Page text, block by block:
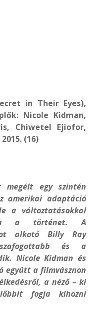
in Their Eyes),
Nicole Kidman,
Chiwetel Ejiofor,
(16)
megélt egy szintén
amerikai adaptáció
a változtatásokkal
a történet. A
alkotó Billy Ray
és a
Nicole Kidman és
együtt a filmvásznon
a néző – ki
fogja kihozni